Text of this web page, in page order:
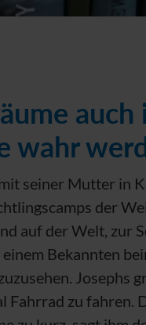
auch
wahr
seiner Mutter in
der
auf der Welt, zur
Bekannten
Josephs
Fahrrad zu fahren.